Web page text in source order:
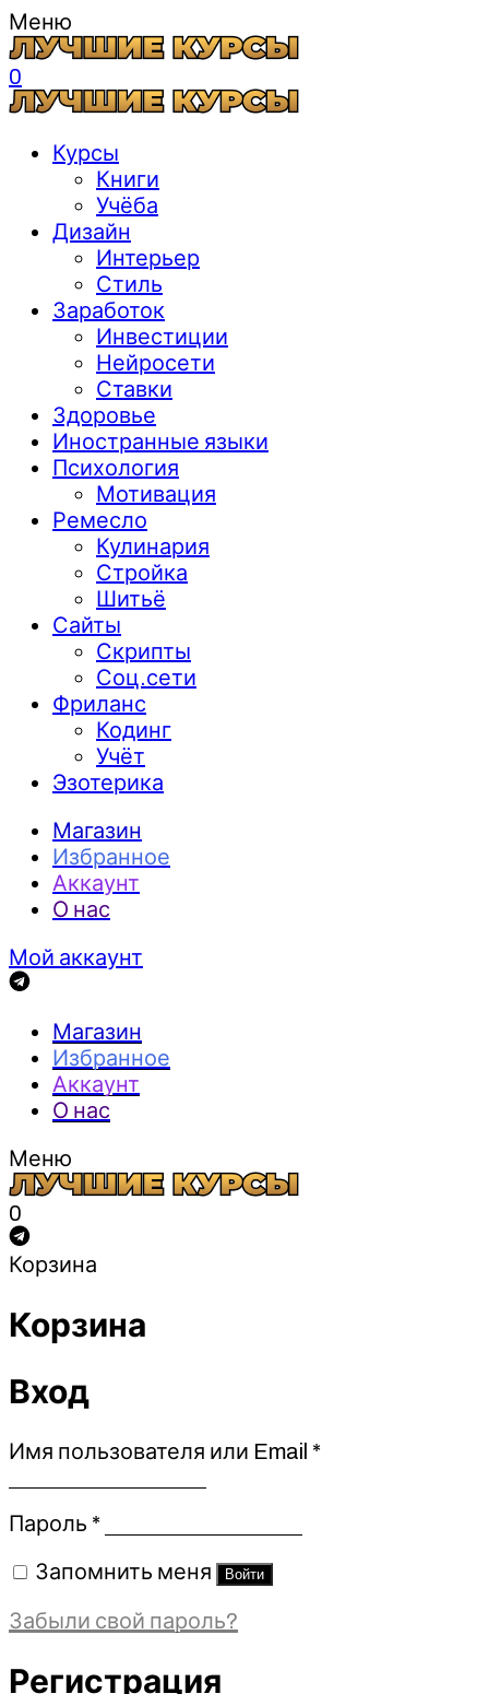
Меню
0
Курсы
Книги
Учёба
Дизайн
Интерьер
Стиль
Заработок
Инвестиции
Нейросети
Ставки
Здоровье
Иностранные языки
Психология
Мотивация
Ремесло
Кулинария
Стройка
Шитьё
Сайты
Скрипты
Соц.сети
Фриланс
Кодинг
Учёт
Эзотерика
Магазин
Избранное
Аккаунт
О нас
Мой аккаунт
Магазин
Избранное
Аккаунт
О нас
Меню
0
Корзина
Корзина
Вход
Имя пользователя или Email *Обязательно
Пароль *Обязательно
Запомнить меня Войти
Забыли свой пароль?
Регистрация